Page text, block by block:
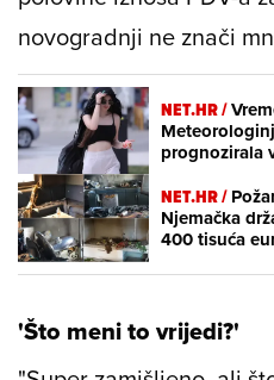
novogradnji ne znači
NET.HR /
prognozirala
NET.HR /
Njemačka
400 tisuća
'Što meni to vrijedi?'